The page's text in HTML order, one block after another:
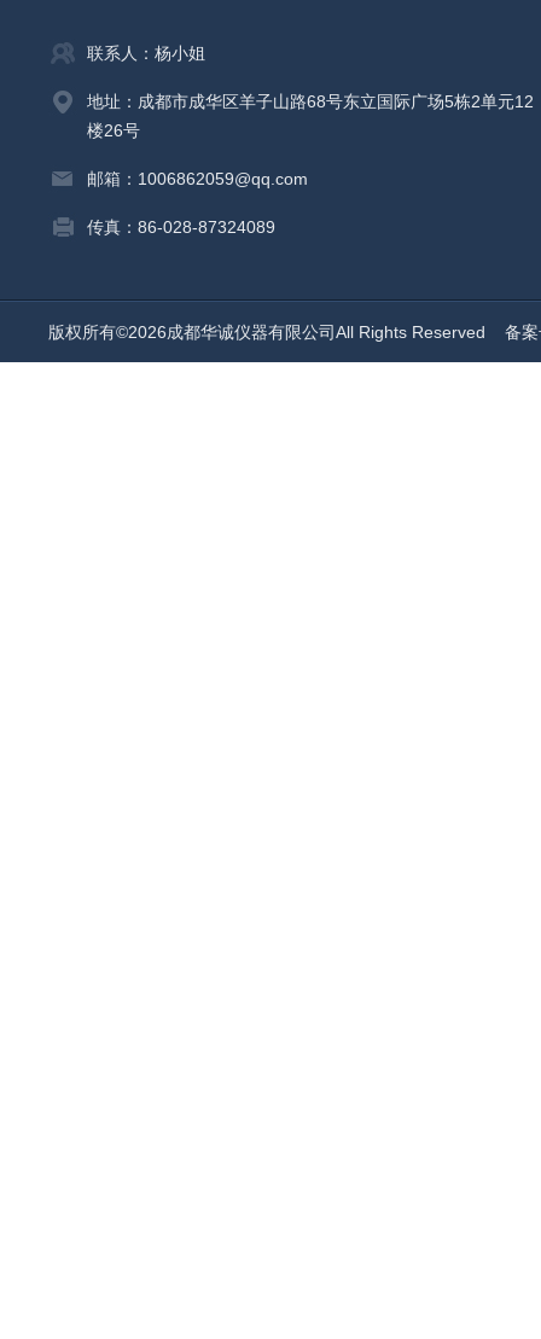
联系人：杨小姐
地址：成都市成华区羊子山路68号东立国际广场5栋2单元12
楼26号
邮箱：1006862059@qq.com
传真：86-028-87324089
版权所有©2026成都华诚仪器有限公司All Rights Reserved 备